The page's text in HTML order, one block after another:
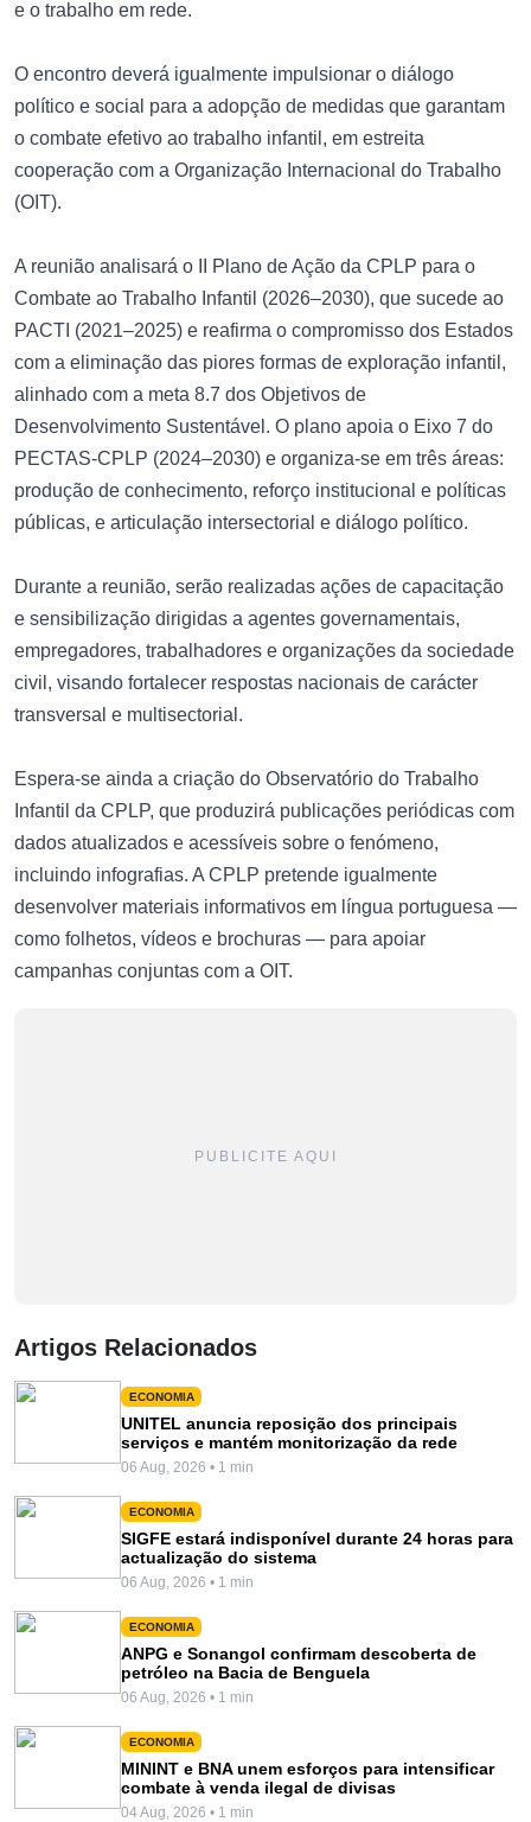
e o trabalho em rede.
O encontro deverá igualmente impulsionar o diálogo
político e social para a adopção de medidas que garantam
o combate efetivo ao trabalho infantil, em estreita
cooperação com a Organização Internacional do Trabalho
(OIT).
A reunião analisará o II Plano de Ação da CPLP para o
Combate ao Trabalho Infantil (2026–2030), que sucede ao
PACTI (2021–2025) e reafirma o compromisso dos Estados
com a eliminação das piores formas de exploração infantil,
alinhado com a meta 8.7 dos Objetivos de
Desenvolvimento Sustentável. O plano apoia o Eixo 7 do
PECTAS-CPLP (2024–2030) e organiza-se em três áreas:
produção de conhecimento, reforço institucional e políticas
públicas, e articulação intersectorial e diálogo político.
Durante a reunião, serão realizadas ações de capacitação
e sensibilização dirigidas a agentes governamentais,
empregadores, trabalhadores e organizações da sociedade
civil, visando fortalecer respostas nacionais de carácter
transversal e multisectorial.
Espera-se ainda a criação do Observatório do Trabalho
Infantil da CPLP, que produzirá publicações periódicas com
dados atualizados e acessíveis sobre o fenómeno,
incluindo infografias. A CPLP pretende igualmente
desenvolver materiais informativos em língua portuguesa —
como folhetos, vídeos e brochuras — para apoiar
campanhas conjuntas com a OIT.
PUBLICITE AQUI
Artigos Relacionados
ECONOMIA
UNITEL anuncia reposição dos principais
serviços e mantém monitorização da rede
06 Aug, 2026 • 1 min
ECONOMIA
SIGFE estará indisponível durante 24 horas para
actualização do sistema
06 Aug, 2026 • 1 min
ECONOMIA
ANPG e Sonangol confirmam descoberta de
petróleo na Bacia de Benguela
06 Aug, 2026 • 1 min
ECONOMIA
MININT e BNA unem esforços para intensificar
combate à venda ilegal de divisas
04 Aug, 2026 • 1 min